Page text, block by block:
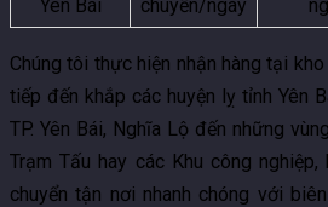
Yên Bái
chuyến/ngày
Chúng tôi thực hiện nhận hàng tại
tiếp đến khắp các huyện lỵ tỉnh Yên
TP. Yên Bái, Nghĩa Lộ đến những
Trạm Tấu hay các Khu công
chuyển tận nơi nhanh chóng với